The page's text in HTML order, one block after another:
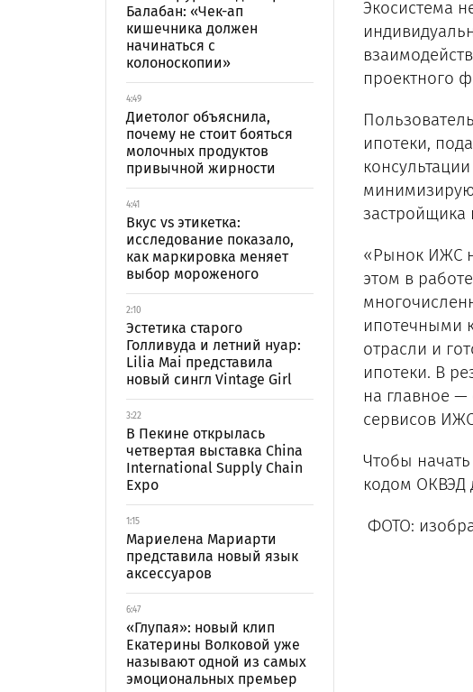
Балабан: «Чек-ап
кишечника должен
начинаться с
колоноскопии»
4:49
Диетолог объяснила,
почему не стоит бояться
молочных продуктов
привычной жирности
4:41
Вкус vs этикетка:
исследование показало,
как маркировка меняет
выбор мороженого
2:10
Эстетика старого
Голливуда и летний нуар:
Lilia Mai представила
новый сингл Vintage Girl
3:22
В Пекине открылась
четвертая выставка China
International Supply Chain
Expo
1:15
Мариелена Мариарти
представила новый язык
аксессуаров
6:47
«Глупая»: новый клип
Екатерины Волковой уже
называют одной из самых
эмоциональных премьер
Экосистема
проектного
ипотеки,
застройщика
«Рынок ИЖС
этом в
ипотечными
отрасли и
ипотеки. В
на главное —
сервисов
Чтобы
кодом ОКВЭД
ФОТО: